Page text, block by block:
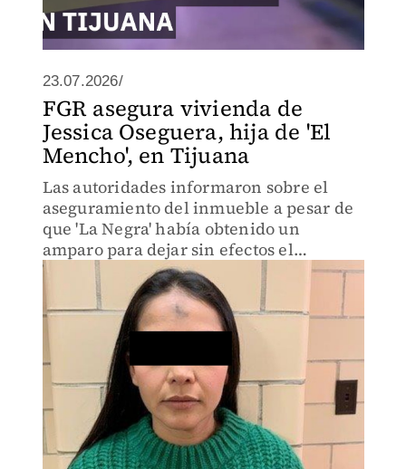
23.07.2026/
FGR asegura vivienda de
Jessica Oseguera, hija de 'El
Mencho', en Tijuana
Las autoridades informaron sobre el
aseguramiento del inmueble a pesar de
que 'La Negra' había obtenido un
amparo para dejar sin efectos el
aseguramiento del inmueble.